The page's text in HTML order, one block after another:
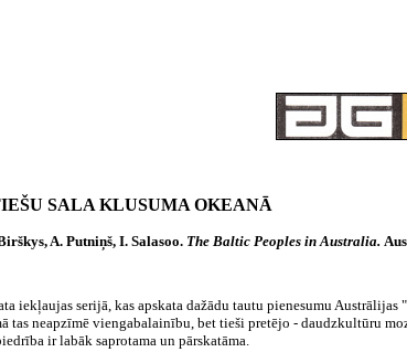
SALA KLUSUMA OKEANĀ
A. Putniņš, I. Salasoo. The Baltic Peoples in Australia.
iekļaujas serijā, kas apskata dažādu tautu pienesumu
tas neapzīmē viengabalainību, bet tieši pretējo - daudzkultūru
ir labāk saprotama un pārskatāma.